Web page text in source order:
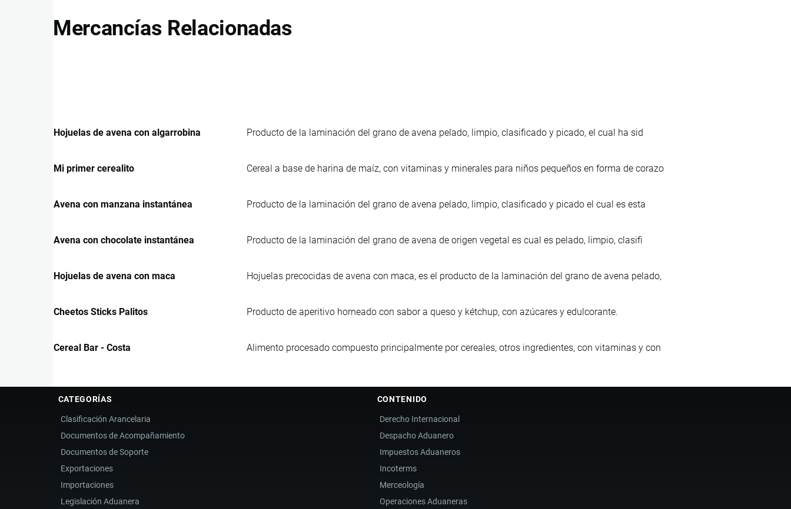
Mercancías Relacionadas
Hojuelas de avena con algarrobina Producto de la laminación del grano de avena pelado, limpio, clasificado y picado, el cual ha sid
Mi primer cerealito Cereal a base de harina de maíz, con vitaminas y minerales para niños pequeños en forma de corazo
Avena con manzana instantánea Producto de la laminación del grano de avena pelado, limpio, clasificado y picado el cual es esta
Avena con chocolate instantánea Producto de la laminación del grano de avena de origen vegetal es cual es pelado, limpio, clasifi
Hojuelas de avena con maca Hojuelas precocidas de avena con maca, es el producto de la laminación del grano de avena pelado,
Cheetos Sticks Palitos Producto de aperitivo horneado con sabor a queso y kétchup, con azúcares y edulcorante.
Cereal Bar - Costa Alimento procesado compuesto principalmente por cereales, otros ingredientes, con vitaminas y con
CATEGORÍAS
Clasificación Arancelaria
Documentos de Acompañamiento
Documentos de Soporte
Exportaciones
Importaciones
Legislación Aduanera
CONTENIDO
Derecho Internacional
Despacho Aduanero
Impuestos Aduaneros
Incoterms
Merceología
Operaciones Aduaneras